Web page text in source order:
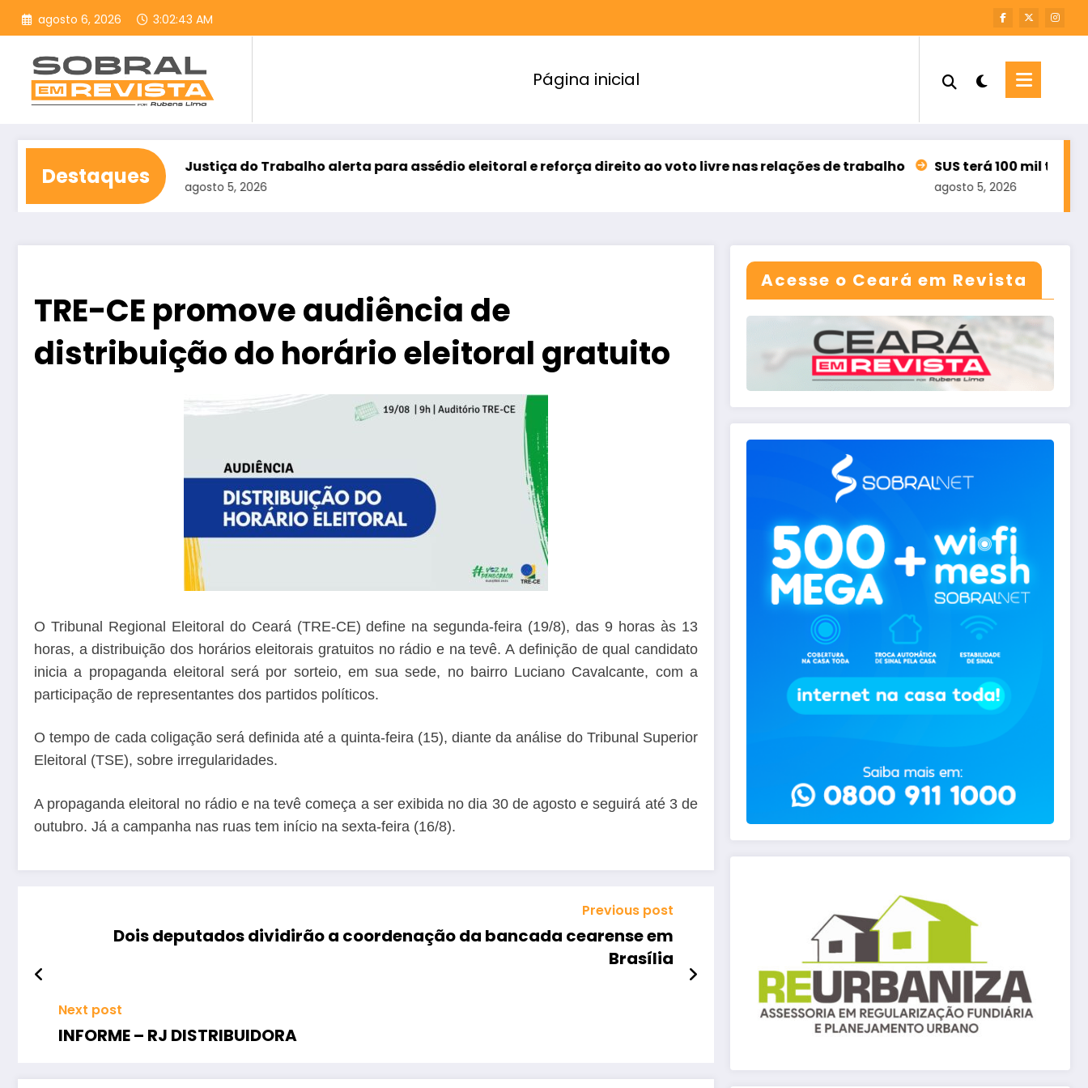
Pular
para
conteúdo
agosto 6, 2026 3:02:45 AM
Página inicial
Destaques
Justiça do Trabalho alerta para assédio eleitoral e reforça direito ao voto livre nas relações de trabalho
agosto 5, 2026
SUS terá 100 mil teleatendimentos
TRE-CE promove audiência de
distribuição do horário eleitoral gratuito
O Tribunal Regional Eleitoral do Ceará (TRE-CE) define na segunda-feira (19/8), das 9 horas às 13
horas, a distribuição dos horários eleitorais gratuitos no rádio e na tevê. A definição de qual candidato
inicia a propaganda eleitoral será por sorteio, em sua sede, no bairro Luciano Cavalcante, com a
participação de representantes dos partidos políticos.
O tempo de cada coligação será definida até a quinta-feira (15), diante da análise do Tribunal Superior
Eleitoral (TSE), sobre irregularidades.
A propaganda eleitoral no rádio e na tevê começa a ser exibida no dia 30 de agosto e seguirá até 3 de
outubro. Já a campanha nas ruas tem início na sexta-feira (16/8).
Previous post
Dois deputados dividirão a coordenação da bancada cearense em
Brasília
Next post
INFORME – RJ DISTRIBUIDORA
Acesse o Ceará em Revista